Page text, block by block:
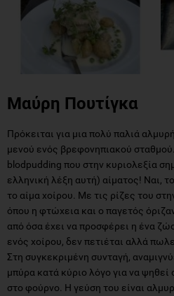
Μαύρη Πουτίγκα
Πρόκειται για μια πολύ παλιά
μενού ενός βρεφονηπιακού
blodpudding που στην κυριολεξία
ελληνική λέξη αυτή) αίματος! Ναι,
το αίμα χοίρου. Με τις ρίζες του
όπου η φτώχεια και ο παγετός
από όσα έχει να προσφέρει η ένα
ενός χοίρου, δεν πετιέται αλλά
Στη συγκεκριμένη συνταγή,
μπύρα κατά κύριο λόγο για να ψηθεί
στο φούρνο. Η γεύση του είναι